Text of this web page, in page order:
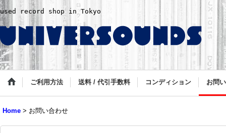
used record shop in Tokyo
ご利用方法 送料 / 代引手数料 コンディション お問
Home > お問い合わせ